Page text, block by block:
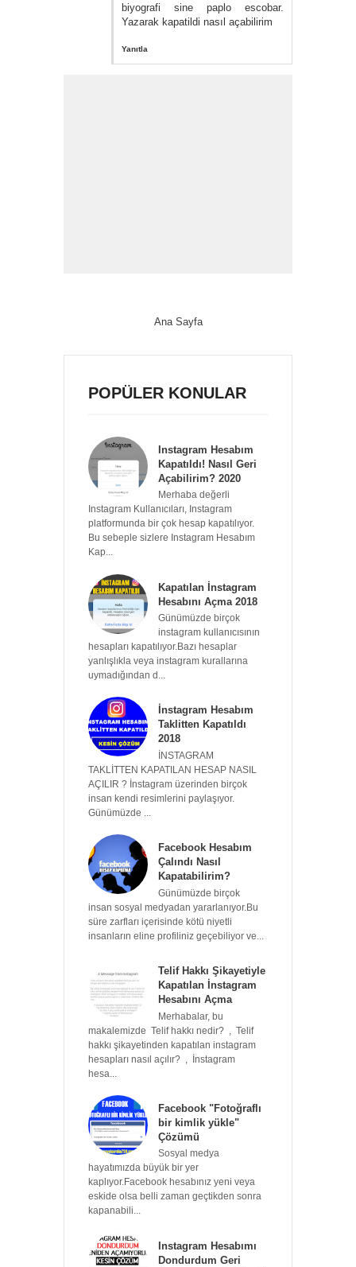
biyografi sine paplo escobar.
Yazarak kapatildi nasıl açabilirim
Yanıtla
Ana Sayfa
POPÜLER KONULAR
Instagram Hesabım
Kapatıldı! Nasıl Geri
Açabilirim? 2020
Merhaba değerli
Instagram Kullanıcıları, Instagram
platformunda bir çok hesap kapatılıyor.
Bu sebeple sizlere Instagram Hesabım
Kap...
Kapatılan İnstagram
Hesabını Açma 2018
Günümüzde birçok
instagram kullanıcısının
hesapları kapatılıyor.Bazı hesaplar
yanlışlıkla veya instagram kurallarına
uymadığından d...
İnstagram Hesabım
Taklitten Kapatıldı
2018
İNSTAGRAM
TAKLİTTEN KAPATILAN HESAP NASIL
AÇILIR ? İnstagram üzerinden birçok
insan kendi resimlerini paylaşıyor.
Günümüzde ...
Facebook Hesabım
Çalındı Nasıl
Kapatabilirim?
Günümüzde birçok
insan sosyal medyadan yararlanıyor.Bu
süre zarfları içerisinde kötü niyetli
insanların eline profiliniz geçebiliyor ve...
Telif Hakkı Şikayetiyle
Kapatılan İnstagram
Hesabını Açma
Merhabalar, bu
makalemizde Telif hakkı nedir? , Telif
hakkı şikayetinden kapatılan instagram
hesapları nasıl açılır? , İnstagram
hesa...
Facebook "Fotoğraflı
bir kimlik yükle"
Çözümü
Sosyal medya
hayatımızda büyük bir yer
kaplıyor.Facebook hesabınız yeni veya
eskide olsa belli zaman geçtikden sonra
kapanabili...
Instagram Hesabımı
Dondurdum Geri